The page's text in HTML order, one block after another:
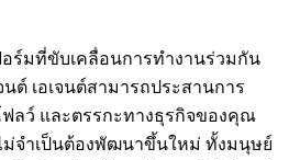
ร์มที่ขับเคลื่อนการทำงานร่วมกัน
ต์ เอเจนต์สามารถประสานการ
ฟลว์ และตรรกะทางธุรกิจของคุณ
ม่จำเป็นต้องพัฒนาขึ้นใหม่ ทั้งมนุษย์